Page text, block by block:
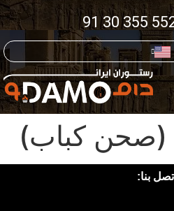
(صحن كباب)
اتصل بنا: